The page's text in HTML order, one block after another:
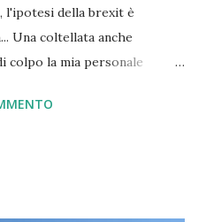
della brexit è
Una coltellata anche
colpo la mia personale
che la Storia con la S
con la Gran Bretagna